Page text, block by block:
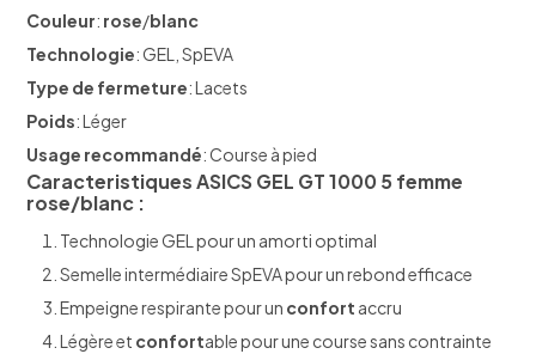
Couleur: rose/blanc
Technologie: GEL, SpEVA
Type de fermeture: Lacets
Poids: Léger
Usage recommandé: Course à pied
Caracteristiques ASICS GEL GT 1000 5 femme
rose/blanc:
Technologie GEL pour un amorti optimal
Semelle intermédiaire SpEVA pour un rebond efficace
Empeigne respirante pour un confort accru
Légère et confortable pour une course sans contrainte